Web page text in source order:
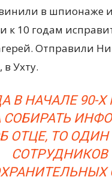
в шпионаже и
к 10 годам
Отправили
в Ухту.
В НАЧАЛЕ 90-Х
СОБИРАТЬ
ОТЦЕ, ТО ОДИН
СОТРУДНИКОВ